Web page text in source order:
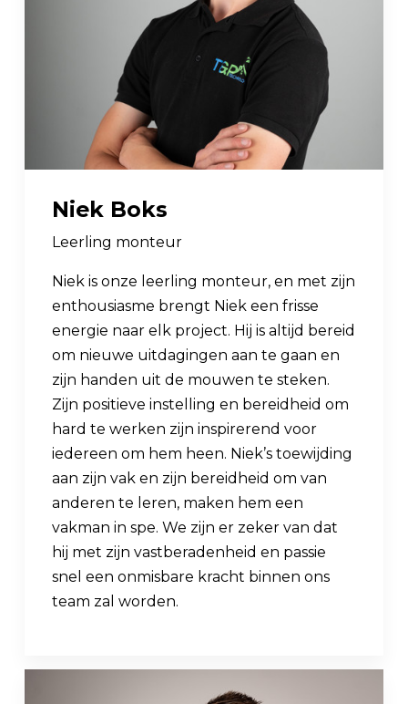
Niek Boks
Leerling monteur
Niek is onze leerling monteur, en met zijn
enthousiasme brengt Niek een frisse
energie naar elk project. Hij is altijd bereid
om nieuwe uitdagingen aan te gaan en
zijn handen uit de mouwen te steken.
Zijn positieve instelling en bereidheid om
hard te werken zijn inspirerend voor
iedereen om hem heen. Niek’s toewijding
aan zijn vak en zijn bereidheid om van
anderen te leren, maken hem een
vakman in spe. We zijn er zeker van dat
hij met zijn vastberadenheid en passie
snel een onmisbare kracht binnen ons
team zal worden.